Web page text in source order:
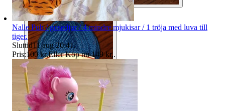
Nalle Puh / gosedjur / 4 mindre mjukisar / 1 tröja med luva till
tiger.
Sluttid11 aug 20:41.
Pris:100 kr,Eller Köp nu 149 kr,.